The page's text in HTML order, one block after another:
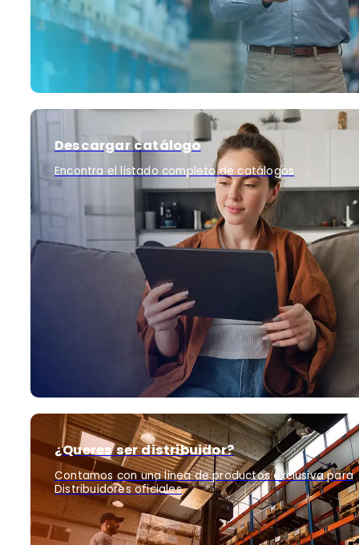
Descargar catálogo
Encontra el listado completo de catálogos
¿Queres ser distribuidor?
Contamos con una linea de productos exclusiva para
Distribuidores oficiales